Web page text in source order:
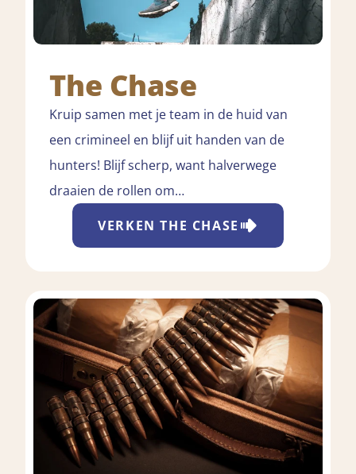
The Chase
Kruip samen met je team in de huid van
een crimineel en blijf uit handen van de
hunters! Blijf scherp, want halverwege
draaien de rollen om…
VERKENTHE CHASE